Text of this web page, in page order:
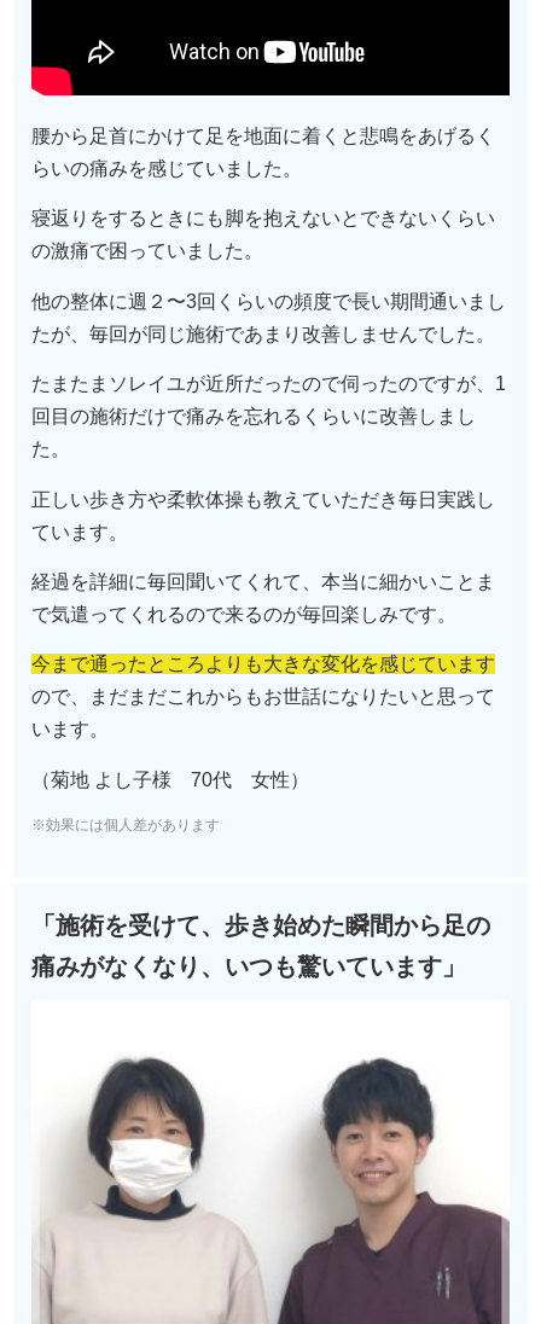
腰から足首にかけて足を地面に着くと悲鳴をあげるく
らいの痛みを感じていました。
寝返りをするときにも脚を抱えないとできないくらい
の激痛で困っていました。
他の整体に週２〜3回くらいの頻度で長い期間通いまし
たが、毎回が同じ施術であまり改善しませんでした。
たまたまソレイユが近所だったので伺ったのですが、1
回目の施術だけで痛みを忘れるくらいに改善しまし
た。
正しい歩き方や柔軟体操も教えていただき毎日実践し
ています。
経過を詳細に毎回聞いてくれて、本当に細かいことま
で気遣ってくれるので来るのが毎回楽しみです。
今まで通ったところよりも大きな変化を感じています
ので、まだまだこれからもお世話になりたいと思って
います。
（菊地 よし子様 70代 女性）
※効果には個人差があります
「施術を受けて、歩き始めた瞬間から足の
痛みがなくなり、いつも驚いています」